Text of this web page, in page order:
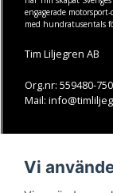
engagerade
med hundratusentals
Tim Liljegren AB
Org.nr: 559480-
Mail:
Köpvillkor
Vi